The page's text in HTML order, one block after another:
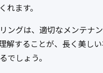
れます。
ングは、適切なメンテナ
解することが、長く美し
でしょう。